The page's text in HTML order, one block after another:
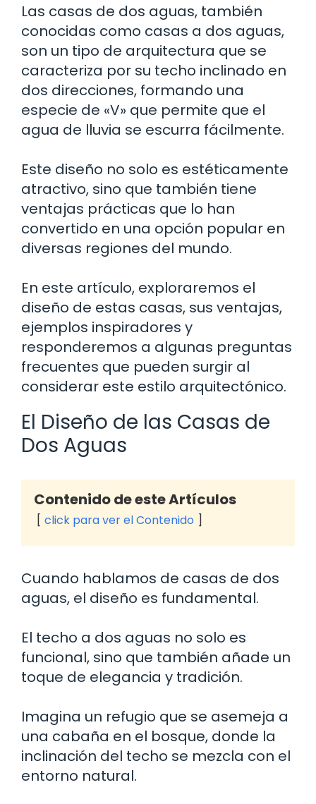
Las casas de dos aguas, también
conocidas como casas a dos aguas,
son un tipo de arquitectura que se
caracteriza por su techo inclinado en
dos direcciones, formando una
especie de «V» que permite que el
agua de lluvia se escurra fácilmente.
Este diseño no solo es estéticamente
atractivo, sino que también tiene
ventajas prácticas que lo han
convertido en una opción popular en
diversas regiones del mundo.
En este artículo, exploraremos el
diseño de estas casas, sus ventajas,
ejemplos inspiradores y
responderemos a algunas preguntas
frecuentes que pueden surgir al
considerar este estilo arquitectónico.
El Diseño de las Casas de
Dos Aguas
Contenido de este Artículos
click para ver el Contenido
Cuando hablamos de casas de dos
aguas, el diseño es fundamental.
El techo a dos aguas no solo es
funcional, sino que también añade un
toque de elegancia y tradición.
Imagina un refugio que se asemeja a
una cabaña en el bosque, donde la
inclinación del techo se mezcla con el
entorno natural.